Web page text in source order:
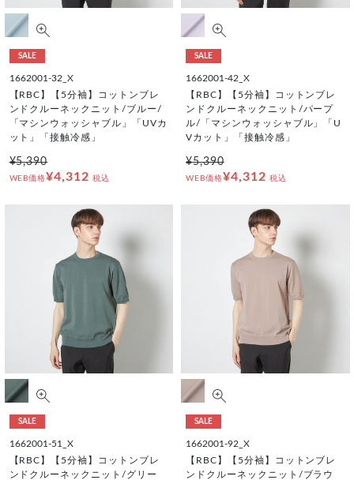
SALE
1662001-32_X
【RBC】【5分袖】コットンブレ
ンドクルーネックニット/ブルー/
「マシンウォッシャブル」「UVカ
ット」「接触冷感」
¥5,390
WEB価格¥4,312 税込
SALE
1662001-42_X
【RBC】【5分袖】コットンブレ
ンドクルーネックニット/パープ
ル/「マシンウォッシャブル」「U
Vカット」「接触冷感」
¥5,390
WEB価格¥4,312 税込
SALE
1662001-51_X
【RBC】【5分袖】コットンブレ
ンドクルーネックニット/グリー
SALE
1662001-92_X
【RBC】【5分袖】コットンブレ
ンドクルーネックニット/ブラウ